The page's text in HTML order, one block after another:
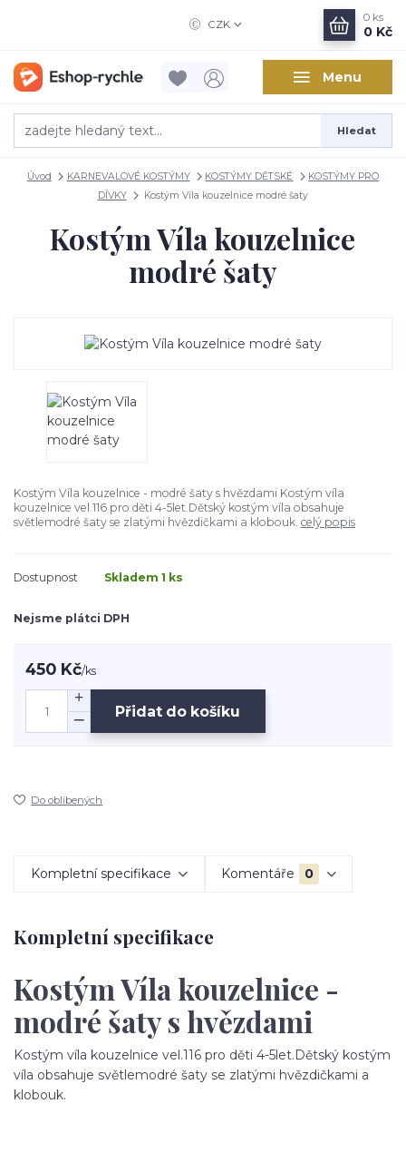
Menu
CZK
Hledat
0 ks
0 Kč
Úvod KARNEVALOVÉ KOSTÝMY KOSTÝMY DĚTSKÉ
KOSTÝMY PRO
DÍVKY
Kostým Víla kouzelnice modré šaty
Kostým Víla kouzelnice
modré šaty
Kostým Víla kouzelnice - modré šaty s hvězdami Kostým víla
kouzelnice vel.116 pro děti 4-5let.Dětský kostým víla obsahuje
světlemodré šaty se zlatými hvězdičkami a klobouk. celý popis
Dostupnost Skladem 1 ks
Nejsme plátci DPH
450 Kč/ks
Přidat do košíku
Do oblíbených
Kompletní specifikace Komentáře 0
Kompletní specifikace
Kostým Víla kouzelnice -
modré šaty s hvězdami
Kostým víla kouzelnice vel.116 pro děti 4-5let.Dětský kostým
víla obsahuje světlemodré šaty se zlatými hvězdičkami a
klobouk.